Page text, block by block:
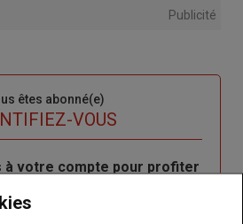
Publicité
êtes abonné(e)
VOUS
à votre compte pour profiter